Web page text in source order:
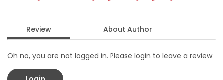
Review About Author
Oh no, you are not logged in. Please login to leave a review